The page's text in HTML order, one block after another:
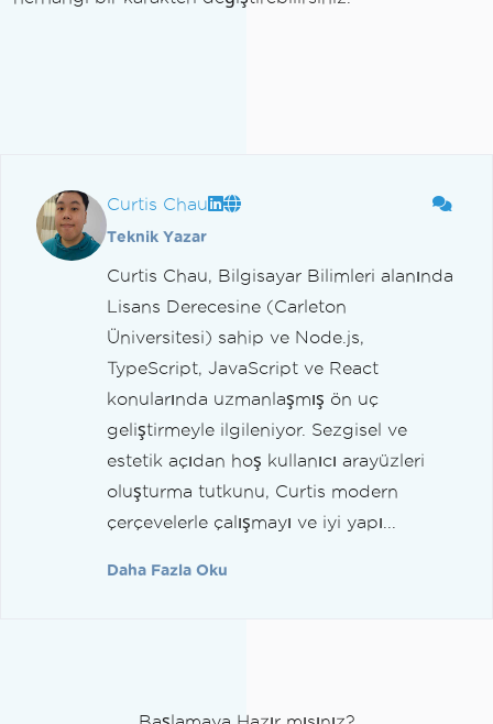
Curtis Chau
Teknik Yazar
Curtis Chau, Bilgisayar Bilimleri alanında
Lisans Derecesine (Carleton
Üniversitesi) sahip ve Node.js,
TypeScript, JavaScript ve React
konularında uzmanlaşmış ön uç
geliştirmeyle ilgileniyor. Sezgisel ve
estetik açıdan hoş kullanıcı arayüzleri
oluşturma tutkunu, Curtis modern
çerçevelerle çalışmayı ve iyi yapı...
Daha Fazla Oku